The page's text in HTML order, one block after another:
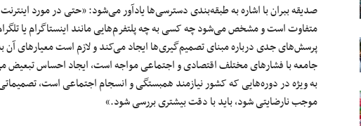
صدیقه ببران با اشاره به طبقه‌بندی دسترسی‌ها یادآور می‌شود: «حتی در مورد
متفاوت است و مشخص می‌شود چه کسی به چه پلتفرم‌هایی مانند اینستاگرام یا
پرسش‌های جدی درباره مبنای تصمیم‌گیری‌ها ایجاد می‌کند و لازم است معیار‌های
جامعه با فشار‌های مختلف اقتصادی و اجتماعی مواجه است، ایجاد احساس تبعیض
به ویژه در دوره‌هایی که کشور نیازمند همبستگی و انسجام اجتماعی است،
موجب نارضایتی شود، باید با دقت بیشتری بررسی شود.»